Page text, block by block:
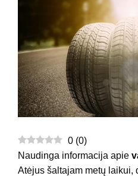
0 (0)
Naudinga informacija apie
Atėjus šaltajam metų laikui,